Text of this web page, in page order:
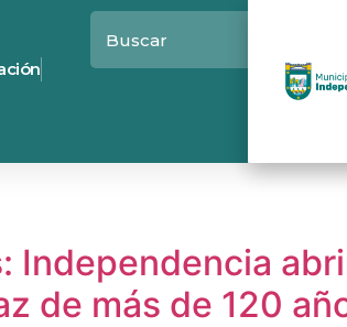
Independencia
de más de 120